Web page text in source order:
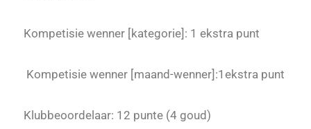
Kompetisie wenner [kategorie]: 1 ekstra punt
Kompetisie wenner [maand-wenner]:1ekstra punt
Klubbeoordelaar: 12 punte (4 goud)